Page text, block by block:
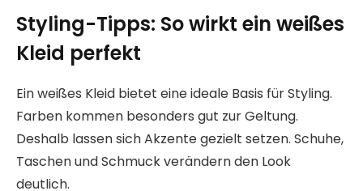
Styling-Tipps: So wirkt ein weißes
Kleid perfekt
Ein weißes Kleid bietet eine ideale Basis für Styling.
Farben kommen besonders gut zur Geltung.
Deshalb lassen sich Akzente gezielt setzen. Schuhe,
Taschen und Schmuck verändern den Look
deutlich.